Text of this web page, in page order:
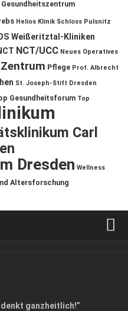
Gesundheitszentrum
Helios Klinik Schloss Pulsnitz
Weißeritztal-Kliniken
NCT/UCC Neues Operatives
Pflege Prof. Albrecht
St. Joseph-Stift Dresden
Gesundheitsforum Top
Carl
Dresden Wellness
Altersforschung
ganzheitlich!”